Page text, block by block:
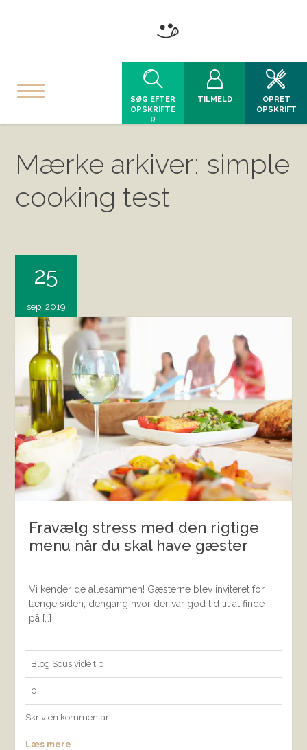
SØG EFTER
OPSKRIFTE
R
TILMELD
OPRET
OPSKRIFT
Mærke arkiver: simple
cooking test
25
sep, 2019
Fravælg stress med den rigtige
menu når du skal have gæster
Vi kender de allesammen! Gæsterne blev inviteret for
længe siden, dengang hvor der var god tid til at finde
på […]
Blog Sous vide tip
0
Skriv en kommentar
Læs mere